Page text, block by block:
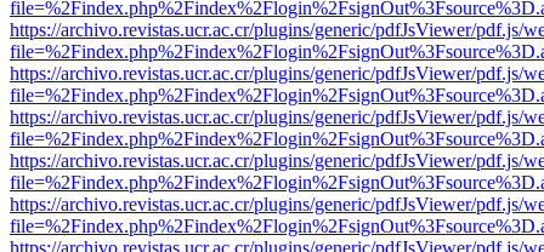
https://archivo.revistas.ucr.ac.cr/plugins/generic/pdfJsViewer/pdf.js/
https://archivo.revistas.ucr.ac.cr/plugins/generic/pdfJsViewer/pdf.js/
https://archivo.revistas.ucr.ac.cr/plugins/generic/pdfJsViewer/pdf.js/
https://archivo.revistas.ucr.ac.cr/plugins/generic/pdfJsViewer/pdf.js/
https://archivo.revistas.ucr.ac.cr/plugins/generic/pdfJsViewer/pdf.js/
https://archivo.revistas.ucr.ac.cr/plugins/generic/pdfJsViewer/pdf.js/